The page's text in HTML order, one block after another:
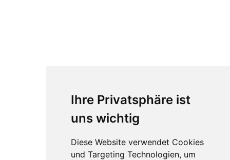
Ihre Privatsphäre ist
uns wichtig
Diese Website verwendet Cookies
und Targeting Technologien, um